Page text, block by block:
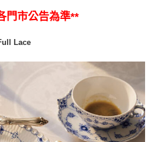
門市公告為準**
Lace